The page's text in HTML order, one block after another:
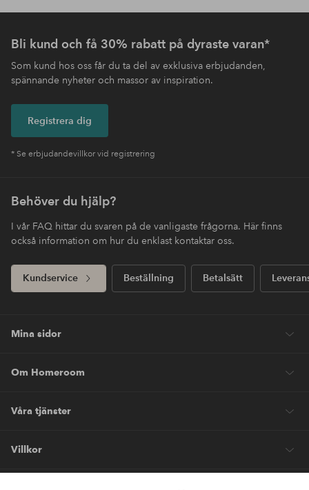
Bli kund och få 30% rabatt på dyraste varan*
Som kund hos oss får du ta del av exklusiva erbjudanden,
spännande nyheter och massor av inspiration.
Registrera dig
* Se erbjudandevillkor vid registrering
Behöver du hjälp?
I vår FAQ hittar du svaren på de vanligaste frågorna. Här finns
också information om hur du enklast kontaktar oss.
Kundservice Beställning Betalsätt
Mina sidor
Om Homeroom
Våra tjänster
Villkor